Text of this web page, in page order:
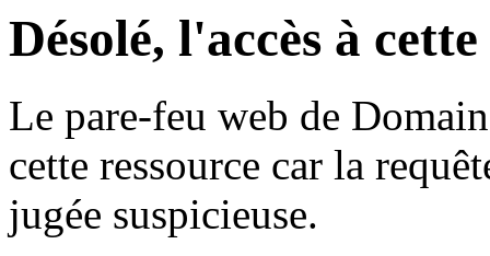
Désolé, l'accès à
Le pare-feu web de
cette ressource car la
jugée suspicieuse.